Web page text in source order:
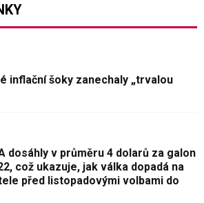
inflační šoky zanechaly „trvalou
dosáhly v průměru 4 dolarů za galon
což ukazuje, jak válka dopadá na
před listopadovými volbami do